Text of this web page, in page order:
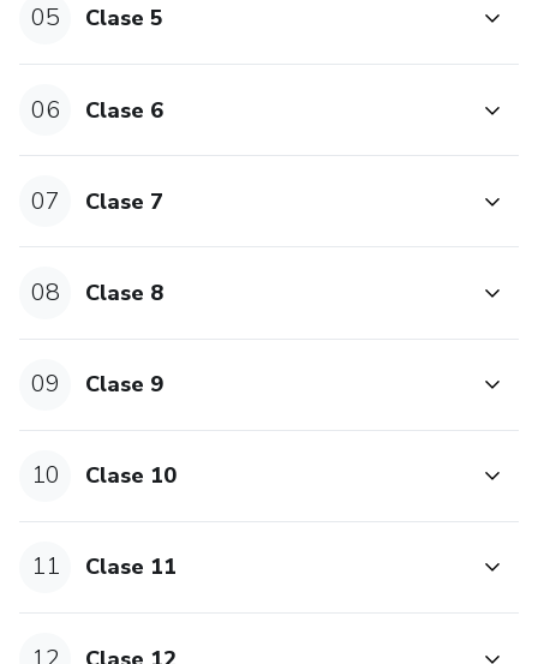
05 Clase 5
06 Clase 6
07 Clase 7
08 Clase 8
09 Clase 9
10 Clase 10
11 Clase 11